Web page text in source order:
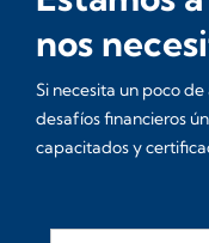
nos
Si necesita un poco
desafíos financieros
capacitados y